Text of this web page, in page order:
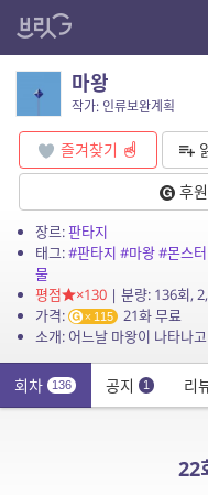
마왕
작가: 인류보완계획
즐겨찾기
후원
장르:판타지
태그:#판타지 #마왕#몬스터
물
평점
×130| 분량: 136회,
가격:
115
21화 무료
회차 136 공지 1 리
22